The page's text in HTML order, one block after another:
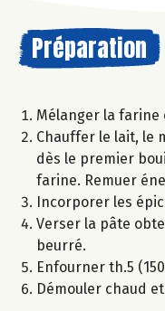
Préparation
Mélanger la farine
Chauffer le lait, le
dès le premier
farine. Remuer
Incorporer les
Verser la pâte
beurré.
Enfourner th.5
Démouler chaud